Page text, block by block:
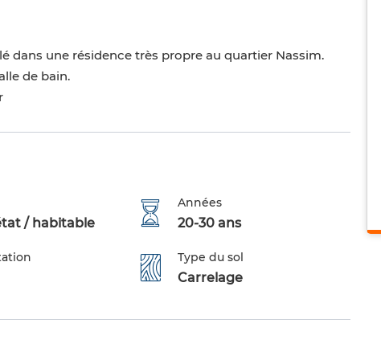
dans une résidence très propre au quartier Nassim.
de bain.
/ habitable
Années
20-30 ans
Type du sol
Carrelage